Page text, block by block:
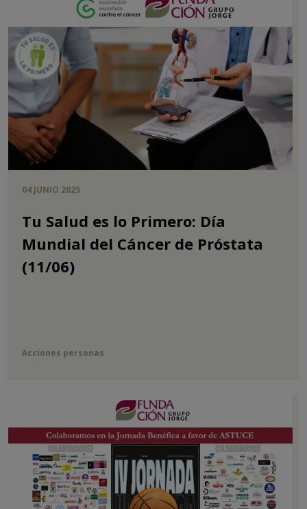
04 JUNIO 2025
Tu Salud es lo Primero: Día
Mundial del Cáncer de Próstata
(11/06)
Acciones personas